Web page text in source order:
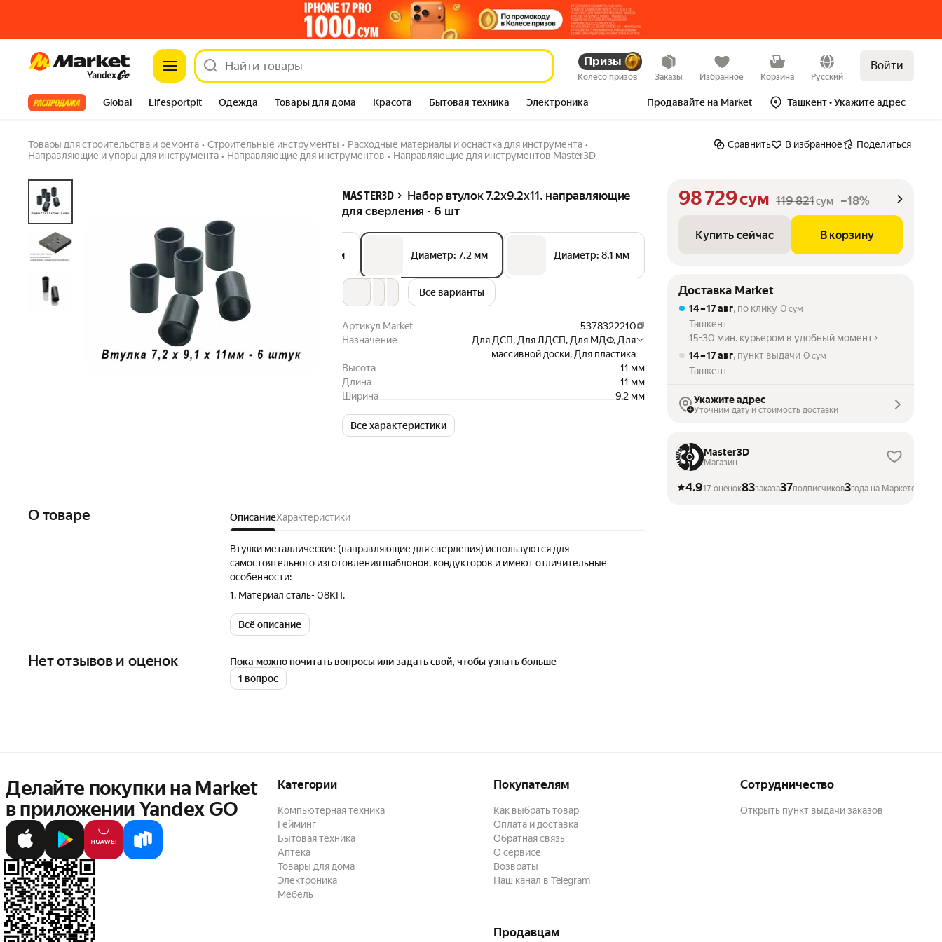
Market Призы
Колесо призов Заказы Избранное Корзина Русский
Войти
Все хиты Global Lifesportpit Одежда Товары для дома Красота Бытовая техника Электроника Продавайте на Market Ташкент• Укажите адрес
Товары для строительства и ремонта • Строительные инструменты • Расходные материалы и оснастка для инструмента •
Направляющие и упоры для инструмента • Направляющие для инструментов • Направляющие для инструментов Master3D
Сравнить В избранное Поделиться
MASTER3D
Набор втулок 7,2х9,2х11, направляющие
для сверления - 6 шт
Диаметр: 5.2 мм Диаметр: 7.2 мм Диаметр: 8.1 мм
Все варианты
Артикул Market
5378322210
Назначение
Для ДСП, Для ЛДСП, Для МДФ, Для
массивной доски, Для пластика
Высота
11 мм
Длина
11 мм
Ширина
9.2 мм
Все характеристики
98 729сум 119 821сум –18%
Купить сейчас В корзину
Набор втулок 7,2х9,2х11, направляющие для сверления - 6 шт
1 вопрос сум 119 821сум –18% Купить сейчас В корзину
Доставка Market
14 – 17 авг, по клику 0 сум
Ташкент
15-30 мин. курьером в удобный момент
14 – 17 авг, пункт выдачи 0 сум
Ташкент
Укажите адрес
Уточним дату и стоимость доставки
Master3D
Магазин
4.917 оценок83заказа37подписчиков3года на Маркете
О товаре ОписаниеХарактеристики
Втулки металлические (направляющие для сверления) используются для
самостоятельного изготовления шаблонов, кондукторов и имеют отличительные
особенности:
1. Материал сталь- 08КП.
2. Высокое качество изготовления — отклонение размеров ±0,1 мм от номинала
3. Термообработанные — 40-42 HRC
5. Фаски на наружных кромках — для облегчения установки в отверстие шаблона
6. Фаски на внутренних кромках для удобства сверления и защиты режущих кромок
Всё описание
Нет отзывов и оценок
Пока можно почитать вопросы или задать свой, чтобы узнать больше
1 вопрос
Делайте покупки на Market
в приложении Yandex GO
Категории
Компьютерная техника
Гейминг
Бытовая техника
Аптека
Товары для дома
Электроника
Мебель
Покупателям
Как выбрать товар
Оплата и доставка
Обратная связь
О сервисе
Возвраты
Наш канал в Telegram
Сотрудничество
Открыть пункт выдачи заказов
Продавцам